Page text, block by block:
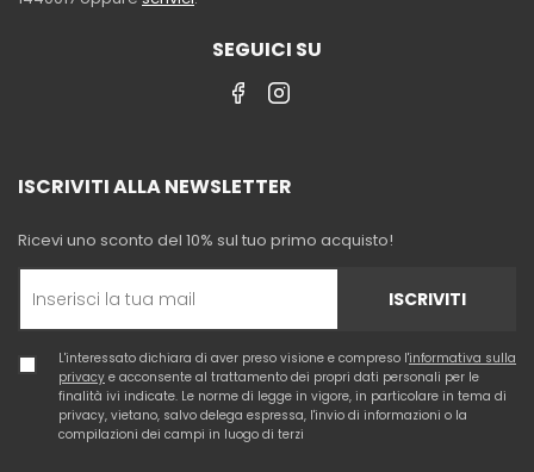
SEGUICI SU
ISCRIVITI ALLA NEWSLETTER
Ricevi uno sconto del 10% sul tuo primo acquisto!
ISCRIVITI
L'interessato dichiara di aver preso visione e compreso l'informativa sulla
privacy e acconsente al trattamento dei propri dati personali per le
finalità ivi indicate. Le norme di legge in vigore, in particolare in tema di
privacy, vietano, salvo delega espressa, l'invio di informazioni o la
compilazioni dei campi in luogo di terzi